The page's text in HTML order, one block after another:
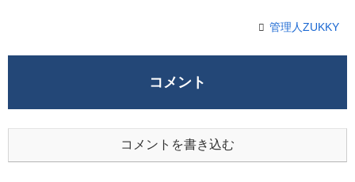
管理人ZUKKY
コメント
コメントを書き込む